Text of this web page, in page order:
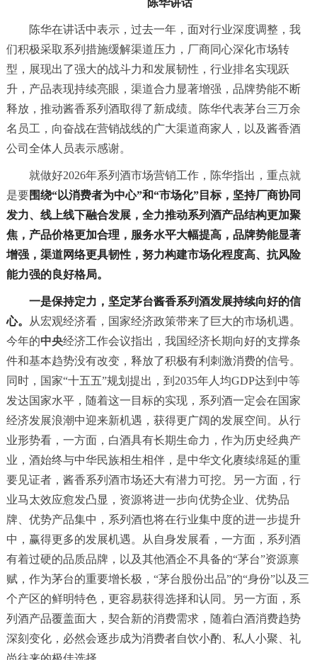
陈华讲话
陈华在讲话中表示，过去一年，面对行业深度调整，我
们积极采取系列措施缓解渠道压力，厂商同心深化市场转
型，展现出了强大的战斗力和发展韧性，行业排名实现跃
升，产品表现持续亮眼，渠道合力显著增强，品牌势能不断
释放，推动酱香系列酒取得了新成绩。陈华代表茅台三万余
名员工，向奋战在营销战线的广大渠道商家人，以及酱香酒
公司全体人员表示感谢。
就做好2026年系列酒市场营销工作，陈华指出，重点就
是要围绕“以消费者为中心”和“市场化”目标，坚持厂商协同
发力、线上线下融合发展，全力推动系列酒产品结构更加聚
焦，产品价格更加合理，服务水平大幅提高，品牌势能显著
增强，渠道网络更具韧性，努力构建市场化程度高、抗风险
能力强的良好格局。
一是保持定力，坚定茅台酱香系列酒发展持续向好的信
心。
从宏观经济看，国家经济政策带来了巨大的市场机遇。
今年的中央经济工作会议指出，我国经济长期向好的支撑条
件和基本趋势没有改变，释放了积极有利刺激消费的信号。
同时，国家“十五五”规划提出，到2035年人均GDP达到中等
发达国家水平，随着这一目标的实现，系列酒一定会在国家
经济发展浪潮中迎来新机遇，获得更广阔的发展空间。从行
业形势看，一方面，白酒具有长期生命力，作为历史经典产
业，酒始终与中华民族相生相伴，是中华文化赓续绵延的重
要见证者，酱香系列酒市场还大有潜力可挖。另一方面，行
业马太效应愈发凸显，资源将进一步向优势企业、优势品
牌、优势产品集中，系列酒也将在行业集中度的进一步提升
中，赢得更多的发展机遇。从自身发展看，一方面，系列酒
有着过硬的品质品牌，以及其他酒企不具备的“茅台”资源禀
赋，作为茅台的重要增长极，“茅台股份出品”的“身份”以及三
个产区的鲜明特色，更容易获得选择和认同。另一方面，系
列酒产品覆盖面大，契合新的消费需求，随着白酒消费趋势
深刻变化，必然会逐步成为消费者自饮小酌、私人小聚、礼